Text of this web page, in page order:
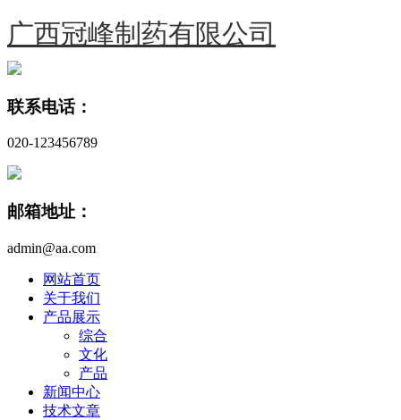
广西冠峰制药有限公司
联系电话：
020-123456789
邮箱地址：
admin@aa.com
网站首页
关于我们
产品展示
综合
文化
产品
新闻中心
技术文章